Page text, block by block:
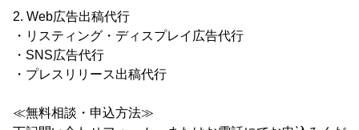
2. Web広告出稿代行
・リスティング・ディスプレイ広告代行
・SNS広告代行
・プレスリリース出稿代行
≪無料相談・申込方法≫